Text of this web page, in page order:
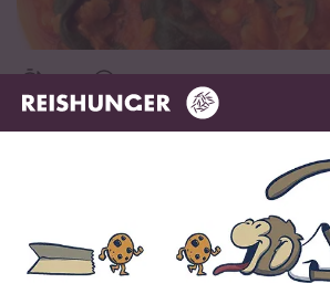
Linsen Dhal mit Naan-Brot